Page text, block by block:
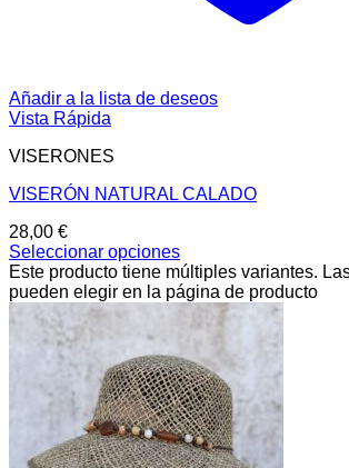
Añadir a la lista de deseos
Vista Rápida
VISERONES
VISERÓN NATURAL CALADO
28,00 €
Seleccionar opciones
Este producto tiene múltiples variantes.
pueden elegir en la página de producto